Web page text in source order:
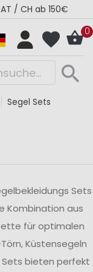
- Super Sale
0
Segel Sets
Sets
Kombination aus
für optimalen
Küstensegeln
Sets bieten perfekt